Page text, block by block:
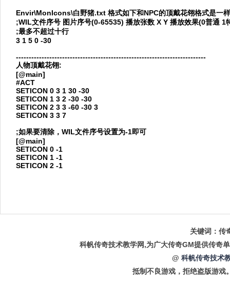
Envir\MonIcons\白野猪.txt 格式如下和NPC的顶戴花翎格式是一
;WIL文件序号 图片序号(0-65535) 播放张数 X Y 播放效果(0普通
;最多不超过十行
3 1 5 0 -30
--------------------------------------------------------------------------
人物顶戴花翎:
[@main]
#ACT
SETICON 0 3 1 30 -30
SETICON 1 3 2 -30 -30
SETICON 2 3 3 -60 -30 3
SETICON 3 3 7
;如果要清除，WIL文件序号设置为-1即可
[@main]
SETICON 0 -1
SETICON 1 -1
SETICON 2 -1
关键词：传
科帆传奇技术教学网,为广大传奇GM提供传奇
@ 科帆传奇技术
抵制不良游戏，拒绝盗版游戏